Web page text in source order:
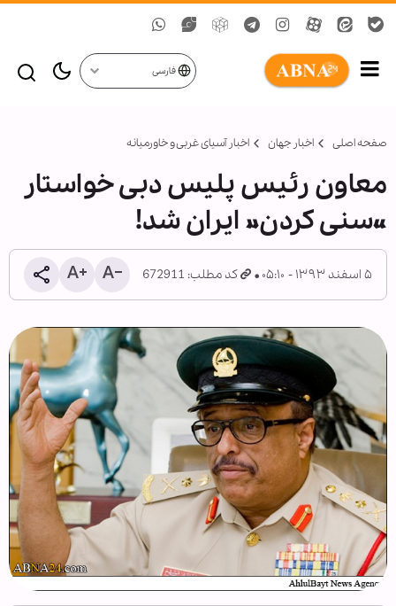
فارسی
صفحه اصلی اخبار جهان اخبار آسیای غربی و خاورمیانه
معاون رئیس پلیس دبی خواستار
«سنی کردن» ایران شد!
۵ اسفند ۱۳۹۳ - ۰۵:۱۰ کد مطلب: 672911